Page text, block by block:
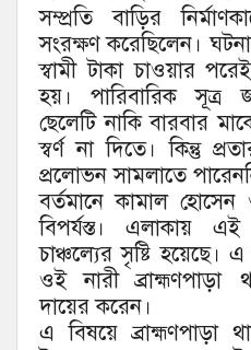
সম্প্রতি বাড়ির
সংরক্ষণ করেছিলেন।
স্বামী টাকা চাওয়ার
হয়। পারিবারিক সূত্র
ছেলেটি নাকি বারবার
স্বর্ণ না দিতে। কিন্তু
প্রলোভন সামলাতে
বর্তমানে কামাল হোসেন
বিপর্যস্ত। এলাকায়
চাঞ্চল্যের সৃষ্টি হয়েছে।
ওই নারী ব্রাহ্মণপাড়া
দায়ের করেন।
এ বিষয়ে ব্রাহ্মণপাড়া